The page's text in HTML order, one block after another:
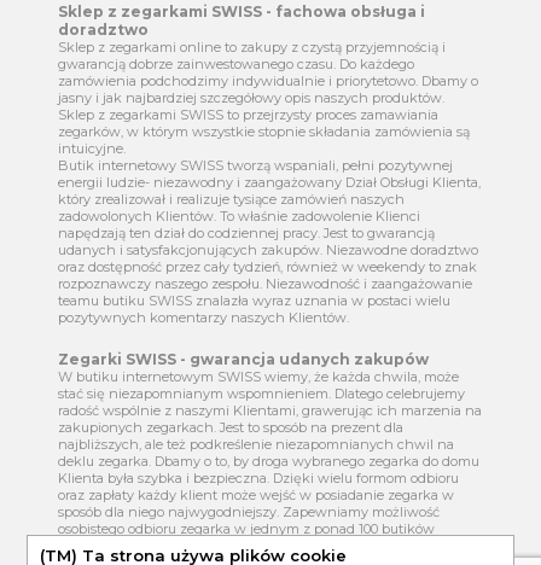
największą starannością i dbałością o każdy detal. U nas
znajdzieszzegarki męskie
oraz markowe Zegarki. Ich design i wykonanie wpisują się w
światowe trendy nowoczesnego wzornictwa.
SWISS – bogaty asortyment markowych zegarków
Sklep z zegarkami SWISS oferuje modele klasyczne oraz zegarki
modowe . Nasz asortyment zaskakuje bogactwem stylu: klasyczna
elegancja, modowy sznyt, szczypta awangardy rozpoczynają
katalog nieograniczonych możliwości. W naszym butiku
internetowym SWISS sprzedajemy markowe Zegarki, pośród
których każdy znajdzie coś dla siebie. To tutaj wybierzesz zegarek,
który stanie się kropką nad i twojej stylizacji. Definicja klasy,
prestiżu i dobrego smaku nigdy wcześniej nie była tak czytelna.
Dzięki zegarkom odbutiku SWISS, podkreślisz swój unikalny
styl lub dodasz charakteru codziennym stylizacjom. W ofercie
butiku internetowego SWISS znajdziesz m.in. takie uznane marki
zegarków jak: Tommy Hilfiger ,Hugo BOSS ,CITIZEN,ROAMER
SWISS MILITARY HANOWA czyICE-WATCH.
Sklep z zegarkami SWISS - fachowa obsługa i
doradztwo
Sklep z zegarkami online to zakupy z czystą przyjemnością i
gwarancją dobrze zainwestowanego czasu. Do każdego
zamówienia podchodzimy indywidualnie i priorytetowo. Dbamy o
jasny i jak najbardziej szczegółowy opis naszych produktów.
Sklep z zegarkami SWISS to przejrzysty proces zamawiania
zegarków, w którym wszystkie stopnie składania zamówienia są
intuicyjne.
Butik internetowy SWISS tworzą wspaniali, pełni pozytywnej
energii ludzie- niezawodny i zaangażowany Dział Obsługi Klienta,
który zrealizował i realizuje tysiące zamówień naszych
(TM) Ta strona używa plików cookie